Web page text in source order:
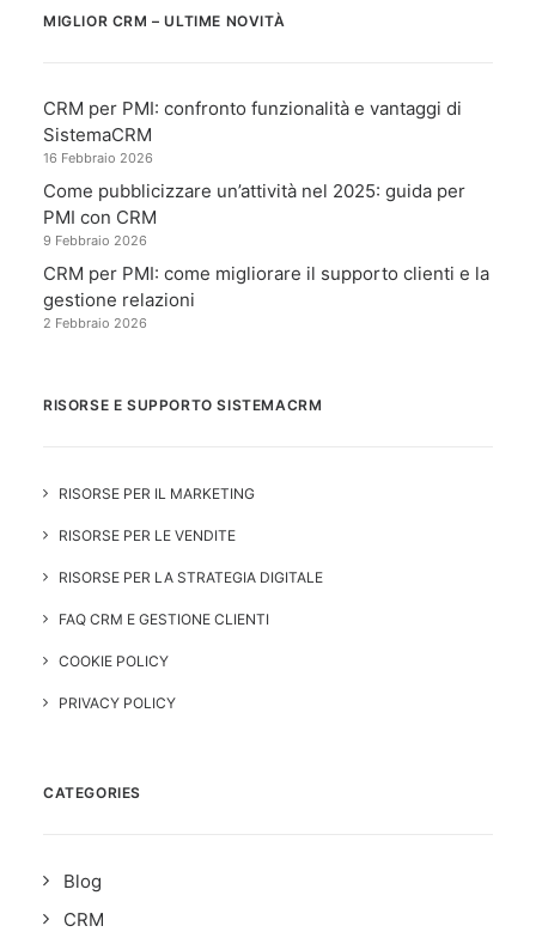
MIGLIOR CRM – ULTIME NOVITÀ
CRM per PMI: confronto funzionalità e vantaggi di
SistemaCRM
16 Febbraio 2026
Come pubblicizzare un’attività nel 2025: guida per
PMI con CRM
9 Febbraio 2026
CRM per PMI: come migliorare il supporto clienti e la
gestione relazioni
2 Febbraio 2026
RISORSE E SUPPORTO SISTEMACRM
RISORSE PER IL MARKETING
RISORSE PER LE VENDITE
RISORSE PER LA STRATEGIA DIGITALE
FAQ CRM E GESTIONE CLIENTI
COOKIE POLICY
PRIVACY POLICY
CATEGORIES
Blog
CRM